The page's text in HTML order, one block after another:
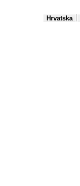
Hrvatska